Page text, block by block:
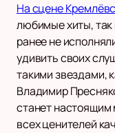
На сцене
любимые хиты, так
ранее не
удивить своих
такими звездами,
Владимир
станет
всех ценителей